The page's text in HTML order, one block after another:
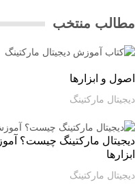
منتخب
و ابزارها
مارکتینگ
مارکتینگ چیست؟ آموزش
مارکتینگ